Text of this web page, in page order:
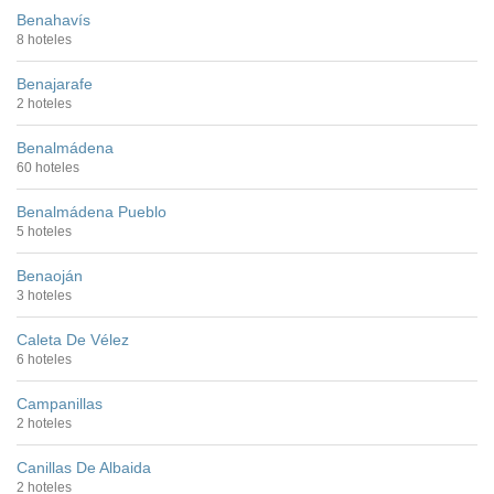
Benahavís
8 hoteles
Benajarafe
2 hoteles
Benalmádena
60 hoteles
Benalmádena Pueblo
5 hoteles
Benaoján
3 hoteles
Caleta De Vélez
6 hoteles
Campanillas
2 hoteles
Canillas De Albaida
2 hoteles